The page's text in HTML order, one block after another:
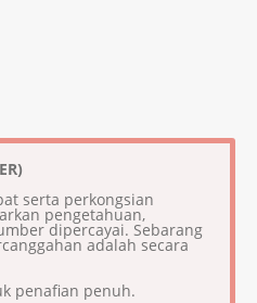
serta perkongsian
pengetahuan,
dipercayai. Sebarang
adalah secara
penafian penuh.